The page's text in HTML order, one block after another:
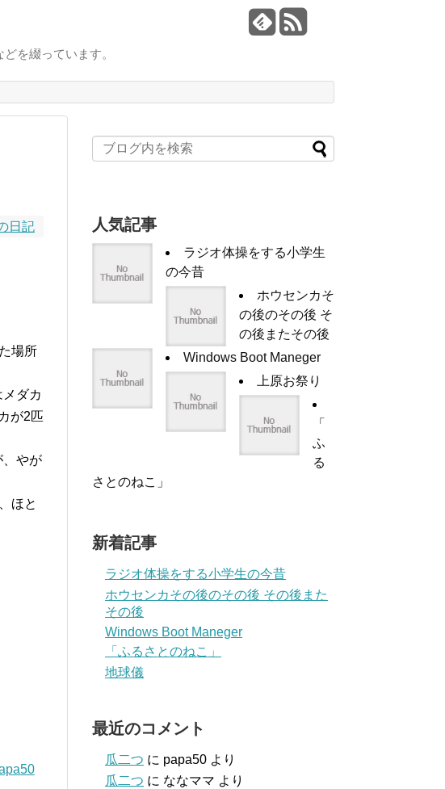
を綴っています。
日記
場所
ダカ
が2匹
、やが
ほと
人気記事
ラジオ体操をする小学生
の今昔
ホウセンカそ
の後のその後 そ
の後またその後
Windows Boot Maneger
上原お祭り
「
ふ
る
さとのねこ」
新着記事
ラジオ体操をする小学生の今昔
ホウセンカその後のその後 その後また
その後
Windows Boot Maneger
「ふるさとのねこ」
地球儀
最近のコメント
瓜二つ に papa50 より
瓜二つ に ななママ より